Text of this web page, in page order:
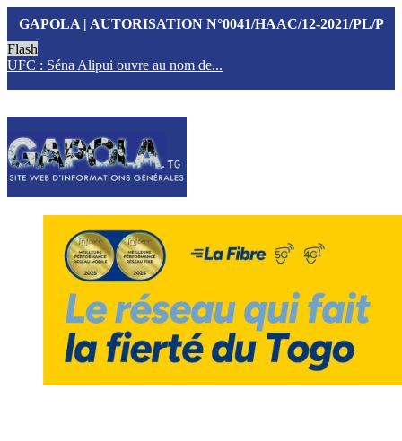
GAPOLA | AUTORISATION N°0041/HAAC/12-2021/PL/P
Flash
UFC : Séna Alipui ouvre au nom de...